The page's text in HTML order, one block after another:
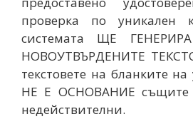
проверка по уникален
системата ЩЕ
НОВОУТВЪРДЕНИТЕ
текстовете на бланките
НЕ Е ОСНОВАНИЕ същите
недействителни.